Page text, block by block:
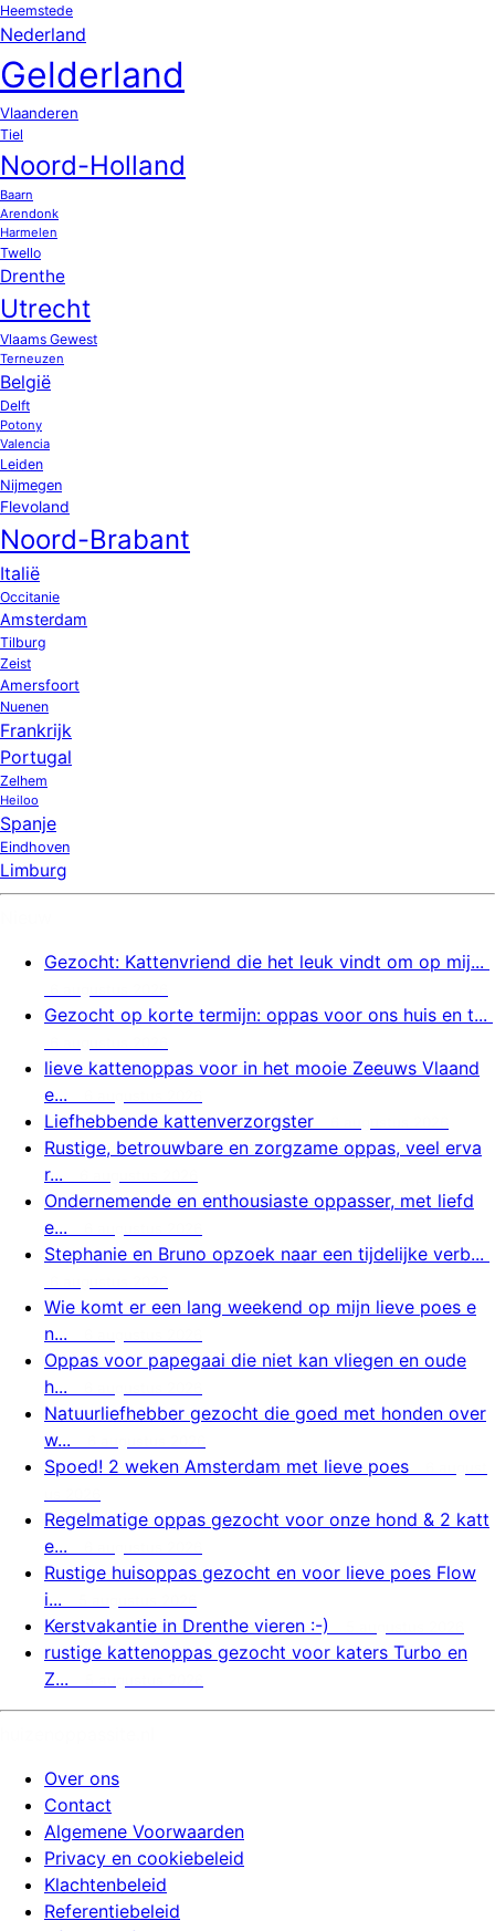
Heemstede
Nederland
Gelderland
Vlaanderen
Tiel
Noord-Holland
Baarn
Arendonk
Harmelen
Twello
Drenthe
Utrecht
Vlaams Gewest
Terneuzen
België
Delft
Potony
Valencia
Leiden
Nijmegen
Flevoland
Noord-Brabant
Italië
Occitanie
Amsterdam
Tilburg
Zeist
Amersfoort
Nuenen
Frankrijk
Portugal
Zelhem
Heiloo
Spanje
Eindhoven
Limburg
Gezocht: Kattenvriend die het leuk vindt om op mij...
Gezocht op korte termijn: oppas voor ons huis en t...
lieve kattenoppas voor in het mooie Zeeuws Vlaand
e...
Liefhebbende kattenverzorgster
Rustige, betrouwbare en zorgzame oppas, veel erva
r...
Ondernemende en enthousiaste oppasser, met liefd
e...
Stephanie en Bruno opzoek naar een tijdelijke verb...
Wie komt er een lang weekend op mijn lieve poes e
n...
Oppas voor papegaai die niet kan vliegen en oude
h...
Natuurliefhebber gezocht die goed met honden over
w...
Spoed! 2 weken Amsterdam met lieve poes
Regelmatige oppas gezocht voor onze hond & 2 katt
e...
Rustige huisoppas gezocht en voor lieve poes Flow
i...
Kerstvakantie in Drenthe vieren :-)
rustige kattenoppas gezocht voor katers Turbo en
Z...
Over ons
Contact
Algemene Voorwaarden
Privacy en cookiebeleid
Klachtenbeleid
Referentiebeleid